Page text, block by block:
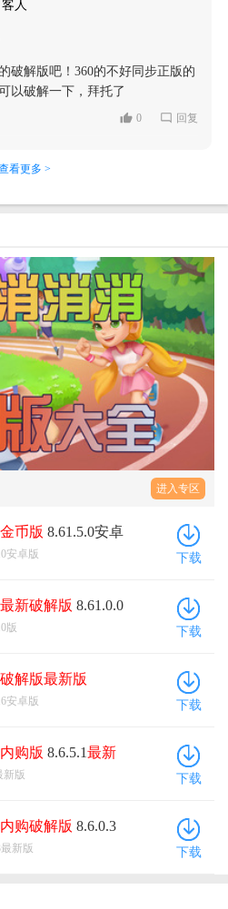
人
破解版吧！360的不好同步正版的
以破解一下，拜托了
0 回复
看更多 >
进入专区
币版 8.61.5.0安卓
安卓版 下载
最新破解版 8.61.0.0
版 下载
破解版最新版
安卓版 下载
内购版 8.6.5.1最新
新版 下载
内购破解版 8.6.0.3
新版 下载